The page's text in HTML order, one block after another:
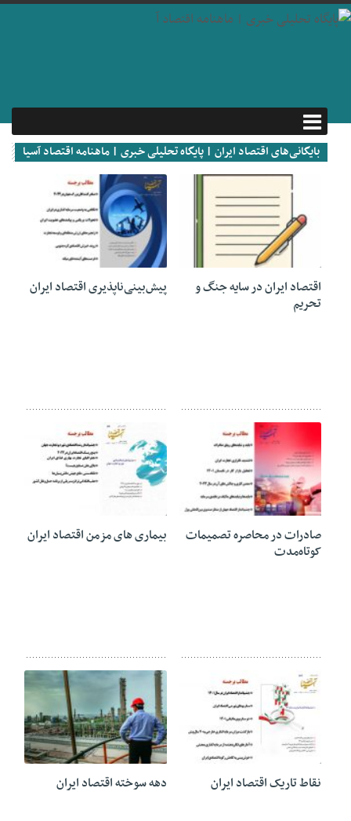
بایگانی‌های اقتصاد ایران | پایگاه تحلیلی خبری | ماهنامه اقتصاد آسیا
اقتصاد ایران در سایه جنگ و
تحریم
17 اکتبر 2023
پیش‌بینی‌ناپذیری اقتصاد ایران
13 نوامبر 2022
صادرات در محاصره تصمیمات
کوتاه‌مدت
بیماری های مزمن اقتصاد ایران
21 آوریل 2022
نقاط تاریک اقتصاد ایران
01 نوامبر 2021
دهه سوخته اقتصاد ايران